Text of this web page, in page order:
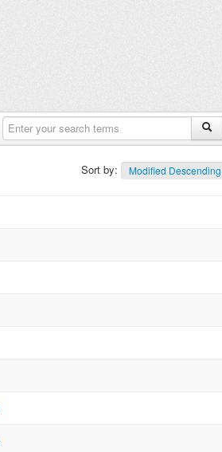
Sort by: Modified Descending